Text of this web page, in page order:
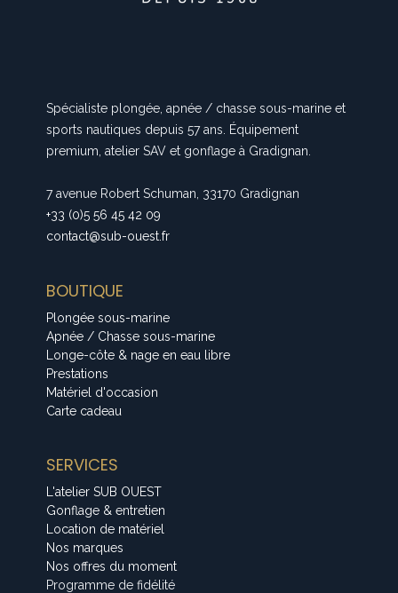
Spécialiste plongée, apnée / chasse sous-marine et
sports nautiques depuis 57 ans. Équipement
premium, atelier SAV et gonflage à Gradignan.
7 avenue Robert Schuman, 33170 Gradignan
+33 (0)5 56 45 42 09
contact@sub-ouest.fr
BOUTIQUE
Plongée sous-marine
Apnée / Chasse sous-marine
Longe-côte & nage en eau libre
Prestations
Matériel d'occasion
Carte cadeau
SERVICES
L'atelier SUB OUEST
Gonflage & entretien
Location de matériel
Nos marques
Nos offres du moment
Programme de fidélité